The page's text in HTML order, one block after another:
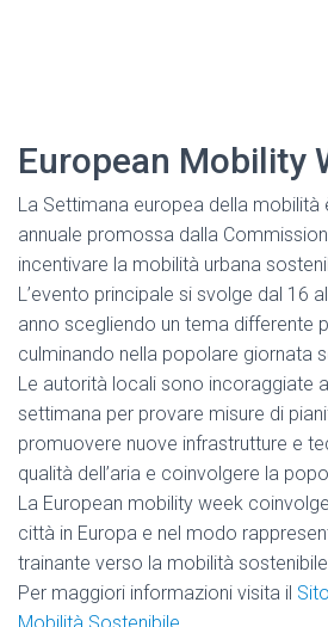
European Mobility
La Settimana europea della mobilità
annuale promossa dalla
incentivare la mobilità urbana
L’evento principale si svolge dal 16
anno scegliendo un tema differente
culminando nella popolare giornata
Le autorità locali sono incoraggiate
settimana per provare misure di
promuovere nuove infrastrutture e
qualità dell’aria e coinvolgere la
La European mobility week
città in Europa e nel modo
trainante verso la mobilità
Per maggiori informazioni visita il